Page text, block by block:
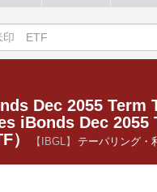
Dec 2055 Term
iBonds Dec 2055
）
【IBGL】 テーパリング・